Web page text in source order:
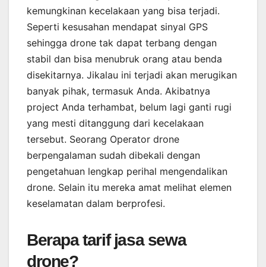
kemungkinan kecelakaan yang bisa terjadi.
Seperti kesusahan mendapat sinyal GPS
sehingga drone tak dapat terbang dengan
stabil dan bisa menubruk orang atau benda
disekitarnya. Jikalau ini terjadi akan merugikan
banyak pihak, termasuk Anda. Akibatnya
project Anda terhambat, belum lagi ganti rugi
yang mesti ditanggung dari kecelakaan
tersebut. Seorang Operator drone
berpengalaman sudah dibekali dengan
pengetahuan lengkap perihal mengendalikan
drone. Selain itu mereka amat melihat elemen
keselamatan dalam berprofesi.
Berapa tarif jasa sewa
drone?